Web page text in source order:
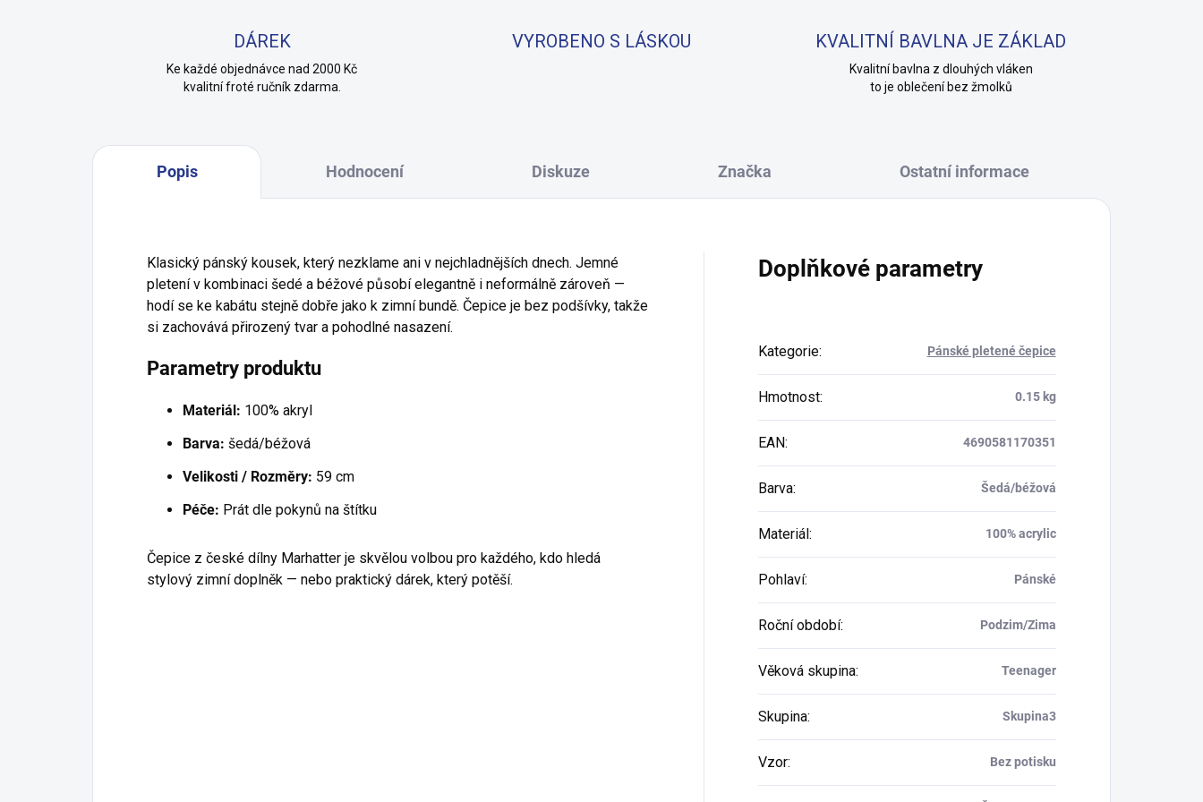
DÁREK
Ke každé objednávce nad 2000 Kč
kvalitní froté ručník zdarma.
VYROBENO S LÁSKOU KVALITNÍ BAVLNA JE ZÁKLAD
Kvalitní bavlna z dlouhých vláken
to je oblečení bez žmolků
Popis Hodnocení Diskuze Značka Ostatní informace
Klasický pánský kousek, který nezklame ani v nejchladnějších dnech. Jemné
pletení v kombinaci šedé a béžové působí elegantně i neformálně zároveň —
hodí se ke kabátu stejně dobře jako k zimní bundě. Čepice je bez podšívky, takže
si zachovává přirozený tvar a pohodlné nasazení.
Parametry produktu
Materiál: 100% akryl
Barva: šedá/béžová
Velikosti / Rozměry: 59 cm
Péče: Prát dle pokynů na štítku
Čepice z české dílny Marhatter je skvělou volbou pro každého, kdo hledá
stylový zimní doplněk — nebo praktický dárek, který potěší.
Doplňkové parametry
Kategorie: Pánské pletené čepice
Hmotnost: 0.15 kg
EAN: 4690581170351
Barva: Šedá/béžová
Materiál : 100% acrylic
Pohlaví: Pánské
Roční období: Podzim/Zima
Věková skupina: Teenager
Skupina: Skupina3
Vzor: Bez potisku